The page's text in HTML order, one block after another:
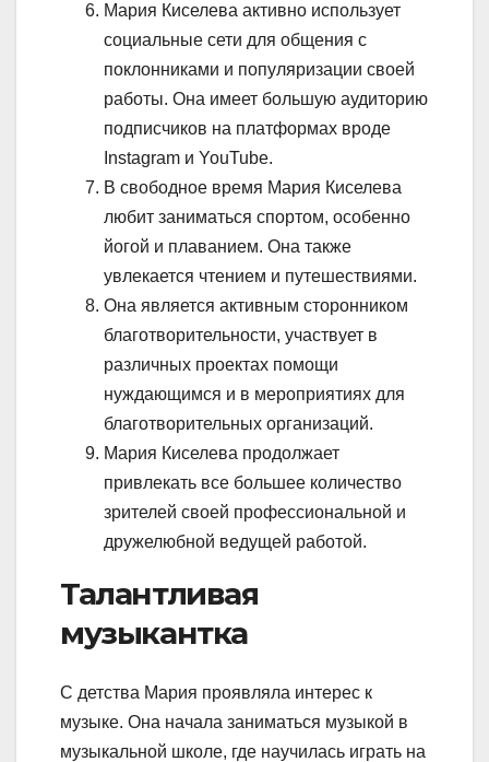
Мария Киселева активно использует
социальные сети для общения с
поклонниками и популяризации своей
работы. Она имеет большую аудиторию
подписчиков на платформах вроде
Instagram и YouTube.
В свободное время Мария Киселева
любит заниматься спортом, особенно
йогой и плаванием. Она также
увлекается чтением и путешествиями.
Она является активным сторонником
благотворительности, участвует в
различных проектах помощи
нуждающимся и в мероприятиях для
благотворительных организаций.
Мария Киселева продолжает
привлекать все большее количество
зрителей своей профессиональной и
дружелюбной ведущей работой.
Талантливая
музыкантка
С детства Мария проявляла интерес к
музыке. Она начала заниматься музыкой в
музыкальной школе, где научилась играть на